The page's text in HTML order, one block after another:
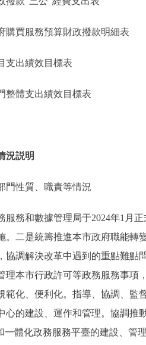
買服務預算財政撥款明細表
出績效目標表
體支出績效目標表
説明
性質、職責等情況
和數據管理局于2024年1月正
。二是統籌推進本市政府職能轉
協調解決改革中遇到的重點難點
理本市行政許可等政務服務事項
範化、便利化。指導、協調、
心的建設、運作和管理。協調推
一體化政務服務平臺的建設、